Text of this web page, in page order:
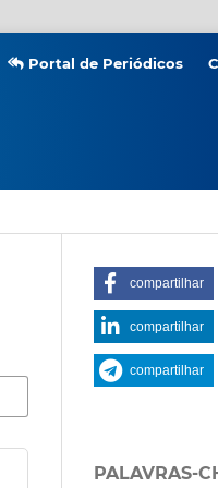
Portal de Periódicos
compartilhar
compartilhar
compartilhar
PALAVRAS-